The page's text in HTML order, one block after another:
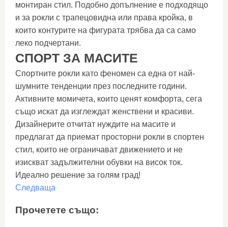
монтиран стил. Подобно допълнение е подходящо
и за рокли с трапецовидна или права кройка, в
които контурите на фигурата трябва да са само
леко подчертани.
СПОРТ ЗА МАСИТЕ
Спортните рокли като феномен са една от най-
шумните тенденции през последните години.
Активните момичета, които ценят комфорта, сега
също искат да изглеждат женствени и красиви.
Дизайнерите отчитат нуждите на масите и
предлагат да приемат просторни рокли в спортен
стил, които не ограничават движението и не
изискват задължителни обувки на висок ток.
Идеално решение за голям град!
Следваща
Прочетете също: